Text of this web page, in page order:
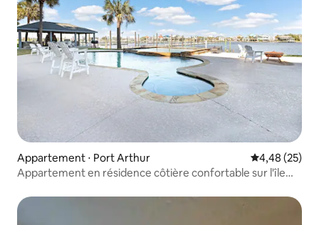
Appartement ⋅ Port Arthur Évaluation
4,48 (25)
Appartement en résidence côtière confortable sur l'île